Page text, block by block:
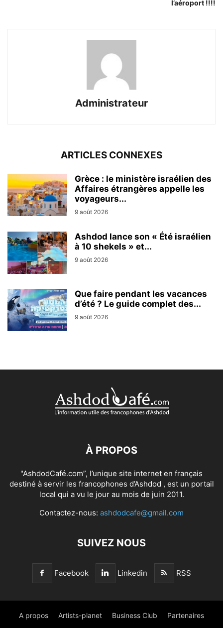
l’aéroport !!!!
Administrateur
ARTICLES CONNEXES
Grèce : le ministère israélien des
Affaires étrangères appelle les
voyageurs...
9 août 2026
Ashdod lance son « Été israélien
à 10 shekels » et...
9 août 2026
Que faire pendant les vacances
d’été ? Le guide complet des...
9 août 2026
À PROPOS
"AshdodCafé.com”, l’unique site internet en français
destiné à servir les francophones d’Ashdod , est un portail
local qui a vu le jour au mois de juin 2011.
Contactez-nous: ashdodcafe@gmail.com
SUIVEZ NOUS
Facebook Linkedin RSS
A propos Artists-planet Business Club Partenaires